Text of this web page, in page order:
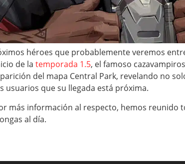
héroes que probablemente veremos
de la temporada 1.5, el famoso
del mapa Central Park, revelando no
usuarios que su llegada está próxima.
más información al respecto, hemos reunido
al día.